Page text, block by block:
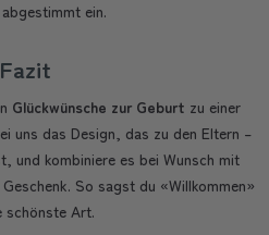
ein.
Fazit
Glückwünsche zur Geburt zu einer
uns das Design, das zu den Eltern –
und kombiniere es bei Wunsch mit
So sagst du «Willkommen»
schönste Art.